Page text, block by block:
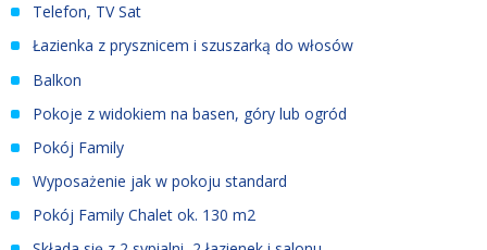
Telefon, TV Sat
Łazienka z prysznicem i szuszarką do włosów
Balkon
Pokoje z widokiem na basen, góry lub ogród
Pokój Family
Wyposażenie jak w pokoju standard
Pokój Family Chalet ok. 130 m2